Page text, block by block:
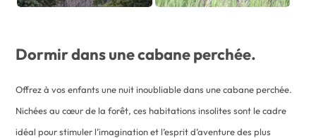
Dormir dans une cabane perchée.
Offrez à vos enfants une nuit inoubliable dans une cabane perchée.
Nichées au cœur de la forêt, ces habitations insolites sont le cadre
idéal pour stimuler l’imagination et l’esprit d’aventure des plus